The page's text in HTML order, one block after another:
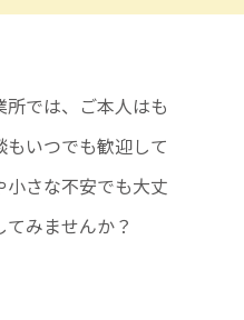
では、ご本人はも
もいつでも歓迎して
小さな不安でも大丈
みませんか？